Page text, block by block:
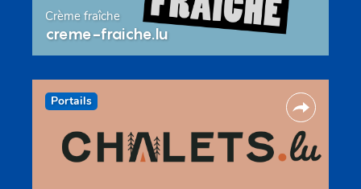
Crème fraîche
creme-fraiche.lu
Portails